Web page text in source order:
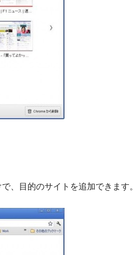
、目的のサイトを追加できます。